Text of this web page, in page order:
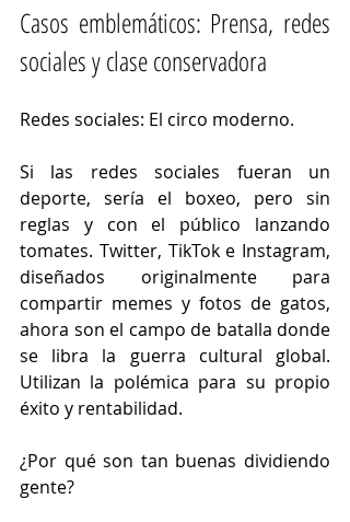
Casos emblemáticos: Prensa, redes
sociales y clase conservadora
Redes sociales: El circo moderno.
Si las redes sociales fueran un
deporte, sería el boxeo, pero sin
reglas y con el público lanzando
tomates. Twitter, TikTok e Instagram,
diseñados originalmente para
compartir memes y fotos de gatos,
ahora son el campo de batalla donde
se libra la guerra cultural global.
Utilizan la polémica para su propio
éxito y rentabilidad.
¿Por qué son tan buenas dividiendo
gente?